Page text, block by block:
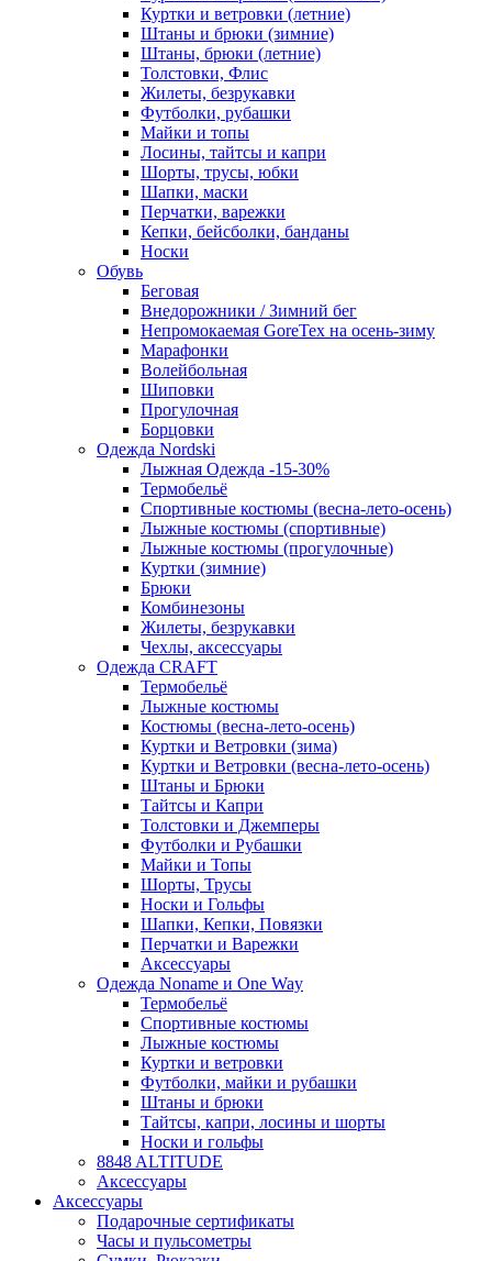
Куртки и ветровки (летние)
Штаны и брюки (зимние)
Штаны, брюки (летние)
Толстовки, Флис
Жилеты, безрукавки
Футболки, рубашки
Майки и топы
Лосины, тайтсы и капри
Шорты, трусы, юбки
Шапки, маски
Перчатки, варежки
Кепки, бейсболки, банданы
Носки
Обувь
Беговая
Внедорожники / Зимний бег
Непромокаемая GoreTex на осень-зиму
Марафонки
Волейбольная
Шиповки
Прогулочная
Борцовки
Одежда Nordski
Лыжная Одежда -15-30%
Термобельё
Спортивные костюмы (весна-лето-осень)
Лыжные костюмы (спортивные)
Лыжные костюмы (прогулочные)
Куртки (зимние)
Брюки
Комбинезоны
Жилеты, безрукавки
Чехлы, аксессуары
Одежда CRAFT
Термобельё
Лыжные костюмы
Костюмы (весна-лето-осень)
Куртки и Ветровки (зима)
Куртки и Ветровки (весна-лето-осень)
Штаны и Брюки
Тайтсы и Капри
Толстовки и Джемперы
Футболки и Рубашки
Майки и Топы
Шорты, Трусы
Носки и Гольфы
Шапки, Кепки, Повязки
Перчатки и Варежки
Аксессуары
Одежда Noname и One Way
Термобельё
Спортивные костюмы
Лыжные костюмы
Куртки и ветровки
Футболки, майки и рубашки
Штаны и брюки
Тайтсы, капри, лосины и шорты
Носки и гольфы
8848 ALTITUDE
Аксессуары
Аксессуары
Подарочные сертификаты
Часы и пульсометры